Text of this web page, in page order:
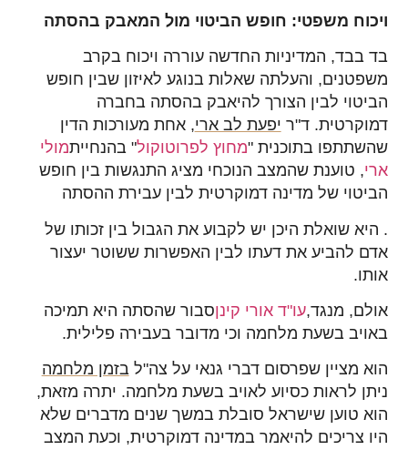
ויכוח משפטי: חופש הביטוי מול המאבק בהסתה
בד בבד, המדיניות החדשה עוררה ויכוח בקרב
משפטנים, והעלתה שאלות בנוגע לאיזון שבין חופש
הביטוי לבין הצורך להיאבק בהסתה בחברה
דמוקרטית. ד"ר יפעת לב ארי, אחת מעורכות הדין
שהשתתפו בתוכנית "מחוץ לפרוטוקול" בהנחייתמולי
ארי, טוענת שהמצב הנוכחי מציג התנגשות בין חופש
הביטוי של מדינה דמוקרטית לבין עבירת ההסתה
. היא שואלת היכן יש לקבוע את הגבול בין זכותו של
אדם להביע את דעתו לבין האפשרות ששוטר יעצור
אותו.
אולם, מנגד,עו"ד אורי קינןסבור שהסתה היא תמיכה
באויב בשעת מלחמה וכי מדובר בעבירה פלילית.
הוא מציין שפרסום דברי גנאי על צה"לבזמן מלחמה
ניתן לראות כסיוע לאויב בשעת מלחמה. יתרה מזאת,
הוא טוען שישראל סובלת במשך שנים מדברים שלא
היו צריכים להיאמר במדינה דמוקרטית, וכעת המצב